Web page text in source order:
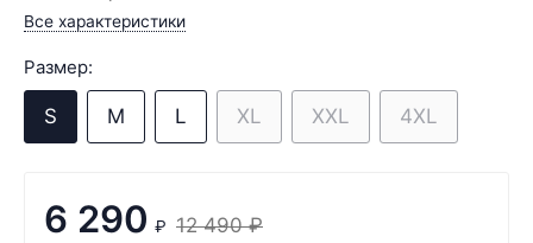
Все характеристики
Размер:
S M L XL XXL 4XL
6 290 ₽ 12 490 ₽